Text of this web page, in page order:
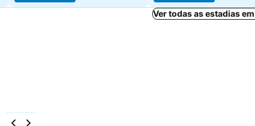
Ver todas as estadias